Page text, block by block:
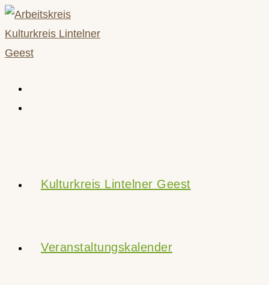
Zum
Inhalt
springen
Kulturkreis Lintelner Geest
Veranstaltungskalender